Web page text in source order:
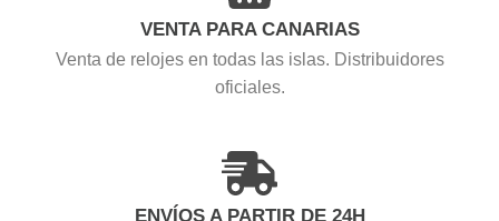
VENTA PARA CANARIAS
Venta de relojes en todas las islas. Distribuidores
oficiales.
ENVÍOS A PARTIR DE 24H